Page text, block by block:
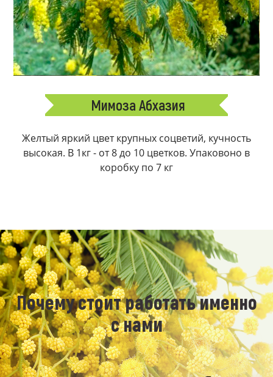
Мимоза Абхазия
Желтый яркий цвет крупных соцветий, кучность
высокая. В 1кг - от 8 до 10 цветков. Упаковоно в
коробку по 7 кг
Почему стоит работать именно
с нами